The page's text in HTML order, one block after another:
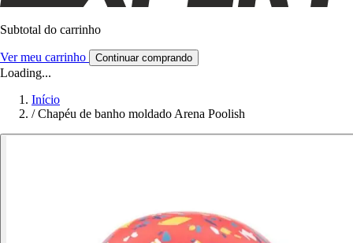
Subtotal do carrinho
Ver meu carrinho Continuar comprando
Loading...
Início
/ Chapéu de banho moldado Arena Poolish